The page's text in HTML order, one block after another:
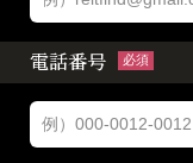
電話番号 必須